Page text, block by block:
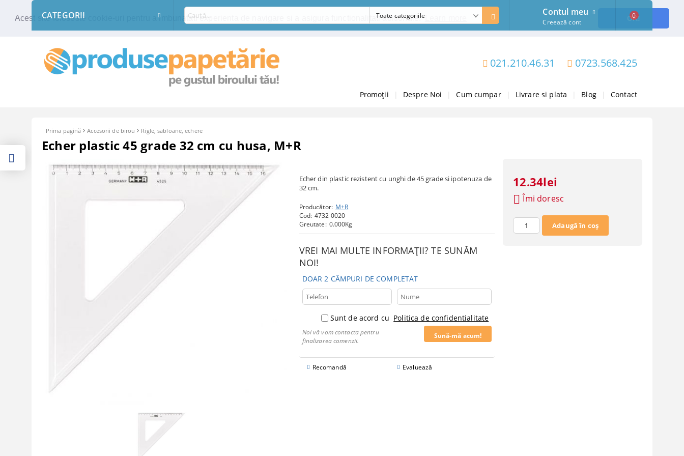
Acest site foloseste cookie-uri pentru a imbunatati experienta de navigare si a asigura functionalitati aditionale. OK!
021.210.46.31 0723.568.425
Promoții Despre Noi Cum cumpar Livrare si plata Blog Contact
CATEGORII Contul meu
Creează cont
0
Prima pagină Accesorii de birou Rigle, sabloane, echere
Echer plastic 45 grade 32 cm cu husa, M+R
Echer din plastic rezistent cu unghi de 45 grade si ipotenuza de
32 cm.
Producător: M+R
Cod: 4732 0020
Greutate: 0.000Kg
VREI MAI MULTE INFORMAȚII? TE SUNĂM
NOI!
DOAR 2 CÂMPURI DE COMPLETAT
Sunt de acord cu Politica de confidentialitate
Noi vă vom contacta pentru
finalizarea comenzii.
Recomandă Evaluează
12.34lei
Îmi doresc